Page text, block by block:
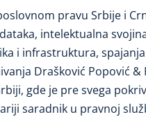
pravu Srbije i
intelektualna
i infrastruktura,
Drašković Popović
gde je pre svega
saradnik u pravnoj